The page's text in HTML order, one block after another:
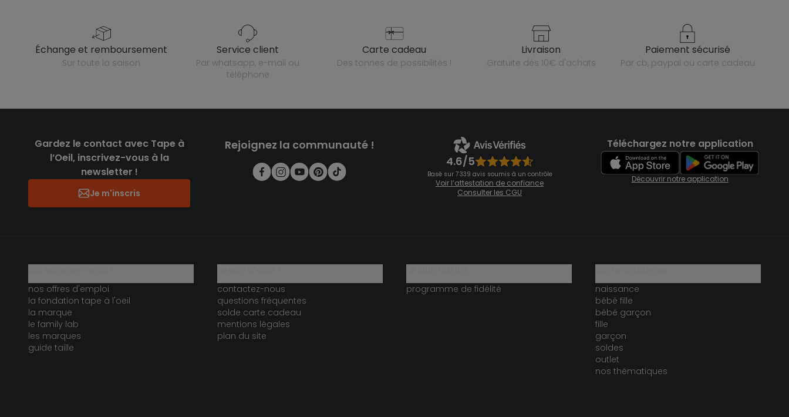
échange et remboursement
sur toute la saison
service client
par whatsapp, e-mail ou
téléphone
carte cadeau
des tonnes de possibilités !
livraison
gratuite dès 10€ d'achats
paiement sécurisé
par cb, paypal ou carte cadeau
Gardez le contact avec Tape à
l’Oeil, inscrivez-vous à la
newsletter !
Je m'inscris
Rejoignez la communauté !
4.6/5
Basé sur 7 339 avis soumis à un contrôle
Voir l’attestation de confiance
Consulter les CGU
Téléchargez notre application
Découvrir notre application
nos offres d'emploi
la fondation tape à l'oeil
la marque
le family lab
les marques
guide taille
contactez-nous
questions fréquentes
solde carte cadeau
mentions légales
plan du site
programme de fidélité
naissance
bébé fille
bébé garçon
fille
garçon
soldes
outlet
nos thématiques